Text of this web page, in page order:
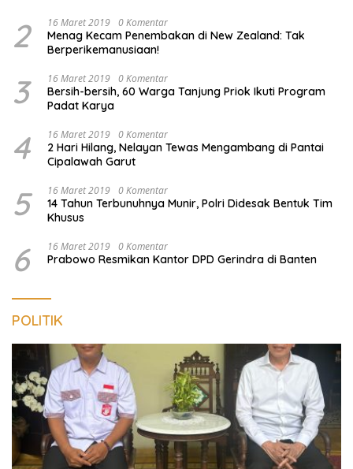
2 16 Maret 2019 0 Komentar
Menag Kecam Penembakan di New Zealand: Tak
Berperikemanusiaan!
3 16 Maret 2019 0 Komentar
Bersih-bersih, 60 Warga Tanjung Priok Ikuti Program
Padat Karya
4 16 Maret 2019 0 Komentar
2 Hari Hilang, Nelayan Tewas Mengambang di Pantai
Cipalawah Garut
5 16 Maret 2019 0 Komentar
14 Tahun Terbunuhnya Munir, Polri Didesak Bentuk Tim
Khusus
6 16 Maret 2019 0 Komentar
Prabowo Resmikan Kantor DPD Gerindra di Banten
POLITIK